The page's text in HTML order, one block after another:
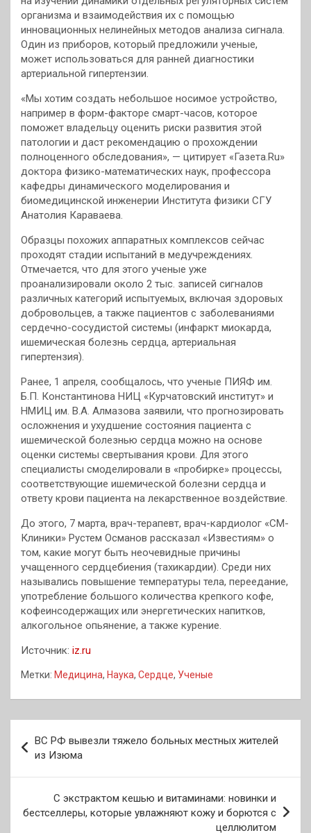
организма и взаимодействия их с помощью
инновационных нелинейных методов анализа сигнала.
Один из приборов, который предложили ученые,
может использоваться для ранней диагностики
артериальной гипертензии.
«Мы хотим создать небольшое носимое устройство,
например в форм-факторе смарт-часов, которое
поможет владельцу оценить риски развития этой
патологии и даст рекомендацию о прохождении
полноценного обследования», — цитирует «Газета.Ru»
доктора физико-математических наук, профессора
кафедры динамического моделирования и
биомедицинской инженерии Института физики СГУ
Анатолия Караваева.
Образцы похожих аппаратных комплексов сейчас
проходят стадии испытаний в медучреждениях.
Отмечается, что для этого ученые уже
проанализировали около 2 тыс. записей сигналов
различных категорий испытуемых, включая здоровых
добровольцев, а также пациентов с заболеваниями
сердечно-сосудистой системы (инфаркт миокарда,
ишемическая болезнь сердца, артериальная
гипертензия).
Ранее, 1 апреля, сообщалось, что ученые ПИЯФ им.
Б.П. Константинова НИЦ «Курчатовский институт» и
НМИЦ им. В.А. Алмазова заявили, что прогнозировать
осложнения и ухудшение состояния пациента с
ишемической болезнью сердца можно на основе
оценки системы свертывания крови. Для этого
специалисты смоделировали в «пробирке» процессы,
соответствующие ишемической болезни сердца и
ответу крови пациента на лекарственное воздействие.
До этого, 7 марта, врач-терапевт, врач-кардиолог «СМ-
Клиники» Рустем Османов рассказал «Известиям» о
том, какие могут быть неочевидные причины
учащенного сердцебиения (тахикардии). Среди них
назывались повышение температуры тела, переедание,
употребление большого количества крепкого кофе,
кофеинсодержащих или энергетических напитков,
алкогольное опьянение, а также курение.
Источник: iz.ru
Метки: Медицина, Наука, Сердце, Ученые
по
записям
ВС РФ вывезли тяжело больных местных жителей
из Изюма
С экстрактом кешью и витаминами: новинки и
бестселлеры, которые увлажняют кожу и борются с
целлюлитом